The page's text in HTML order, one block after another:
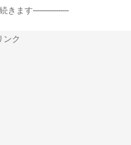
きます-----------------
ンク